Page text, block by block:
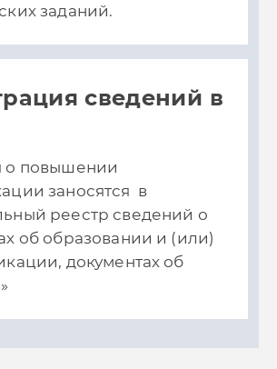
заданий.
сведений в
о повышении
заносятся в
реестр сведений о
об образовании и (или)
документах об